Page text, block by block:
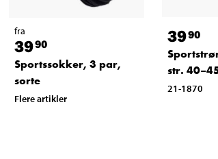
fra
3990
Sportssokker, 3 par,
sorte
Flere artikler
3990
str.
21-1870